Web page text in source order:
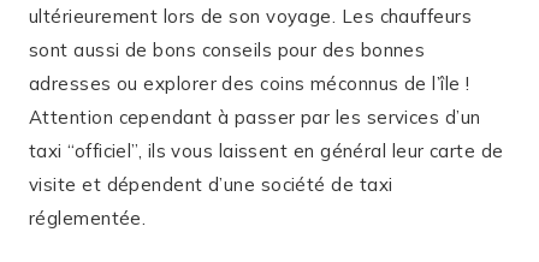
ultérieurement lors de son voyage. Les chauffeurs
sont aussi de bons conseils pour des bonnes
adresses ou explorer des coins méconnus de l’île !
Attention cependant à passer par les services d’un
taxi “officiel”, ils vous laissent en général leur carte de
visite et dépendent d’une société de taxi
réglementée.